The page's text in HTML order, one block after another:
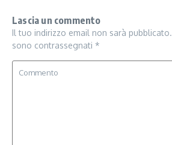
Lascia un commento
Il tuo indirizzo email non sarà pubblicato.
sono contrassegnati *